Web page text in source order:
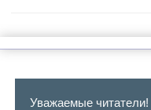
Уважаемые читатели!